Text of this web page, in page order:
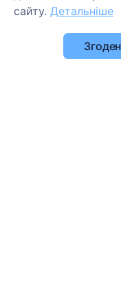
сайту. Детальніше
Згоден